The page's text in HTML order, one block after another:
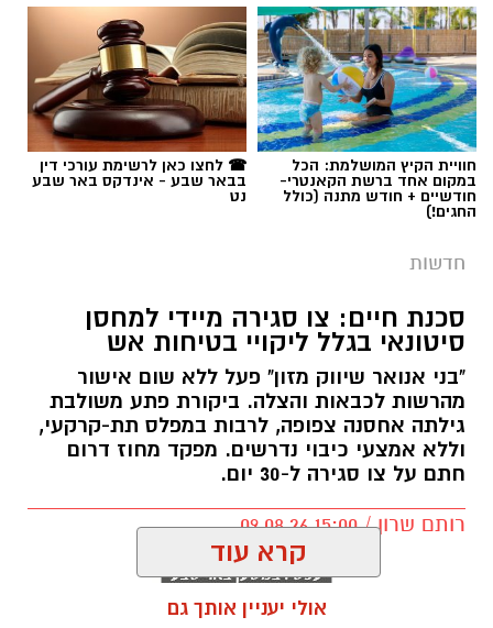
חוויית הקיץ המושלמת: הכל
במקום אחד ברשת הקאנטרי-
חודשיים + חודש מתנה (כולל
החגים!)
☎ לחצו כאן לרשימת עורכי דין
בבאר שבע - אינדקס באר שבע
נט
חדשות
סכנת חיים: צו סגירה מיידי למחסן
סיטונאי בגלל ליקויי בטיחות אש
"בני אנואר שיווק מזון" פעל ללא שום אישור
מהרשות לכבאות והצלה. ביקורת פתע משולבת
גילתה אחסנה צפופה, לרבות במפלס תת-קרקעי,
וללא אמצעי כיבוי נדרשים. מפקד מחוז דרום
חתם על צו סגירה ל-30 יום.
רותם שרון / 15:00 09.08.26
קרא עוד
אולי יעניין אותך גם